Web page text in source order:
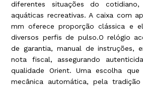
diferentes situações do cotidiano,
aquáticas recreativas. A caixa com
mm oferece proporção clássica e
diversos perfis de pulso.O relógio
de garantia, manual de instruções,
nota fiscal, assegurando
qualidade Orient. Uma escolha
mecânica automática, pela